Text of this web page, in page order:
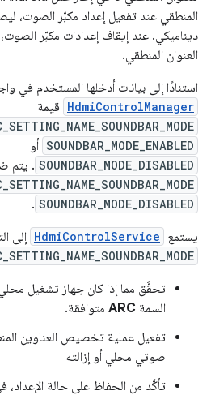
المنطقي عند تفعيل إعداد مكبّر الصوت،
ديناميكي. عند إيقاف إعدادات مكبّر
العنوان المنطقي.
استنادًا إلى بيانات أدخلها المستخدم في
HdmiControlManager قيمة
SOUNDBAR_MODE_ENABLED أو
SOUNDBAR_MODE_DISABLED . يتم
SOUNDBAR_MODE_DISABLED
.
يستمع HdmiControlService إلى
تحقَّق مما إذا كان جهاز تشغيل محلي
السمة ARC متوافقة.
تفعيل عملية تخصيص العناوين
صوتي محلي أو إزالته
تأكَّد من الحفاظ على حالة